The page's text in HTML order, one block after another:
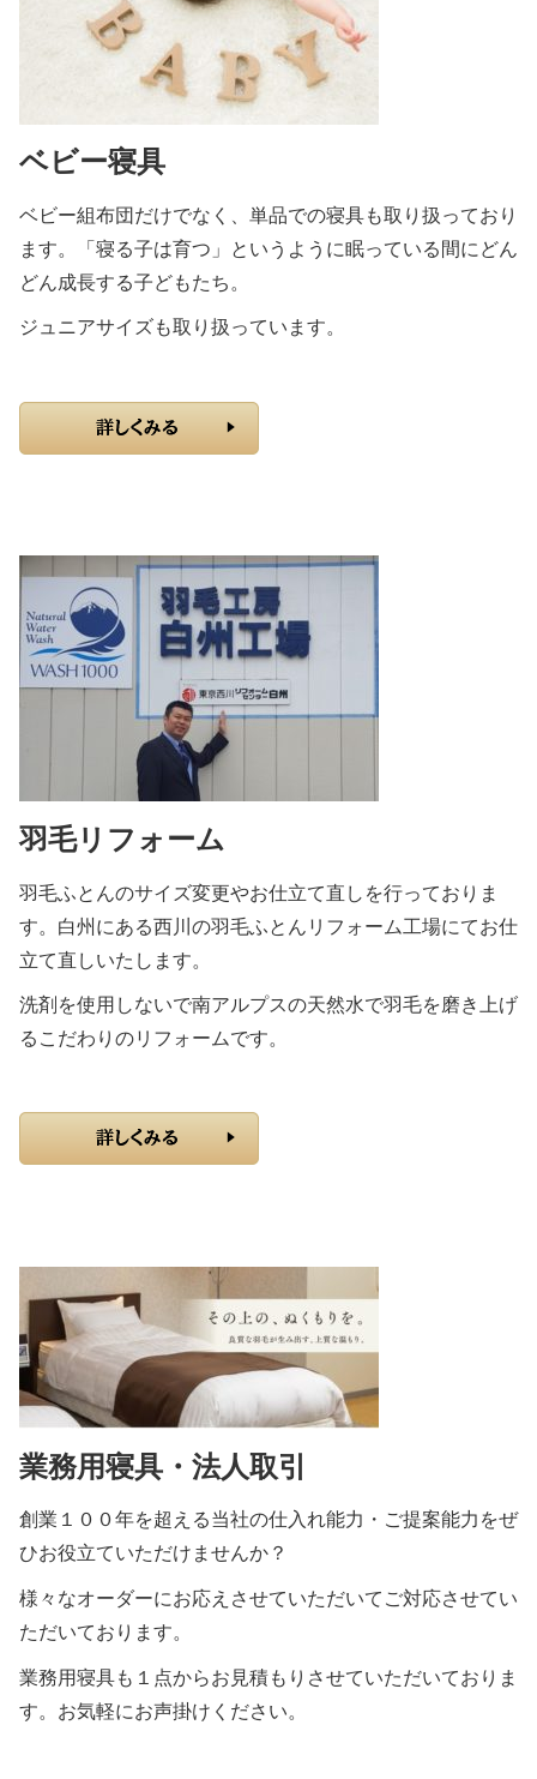
ベビー寝具
ベビー組布団だけでなく、単品での寝具も取り扱っており
ます。「寝る子は育つ」というように眠っている間にどん
どん成長する子どもたち。
ジュニアサイズも取り扱っています。
羽毛リフォーム
羽毛ふとんのサイズ変更やお仕立て直しを行っておりま
す。白州にある西川の羽毛ふとんリフォーム工場にてお仕
立て直しいたします。
洗剤を使用しないで南アルプスの天然水で羽毛を磨き上げ
るこだわりのリフォームです。
業務用寝具・法人取引
創業１００年を超える当社の仕入れ能力・ご提案能力をぜ
ひお役立ていただけませんか？
様々なオーダーにお応えさせていただいてご対応させてい
ただいております。
業務用寝具も１点からお見積もりさせていただいておりま
す。お気軽にお声掛けください。